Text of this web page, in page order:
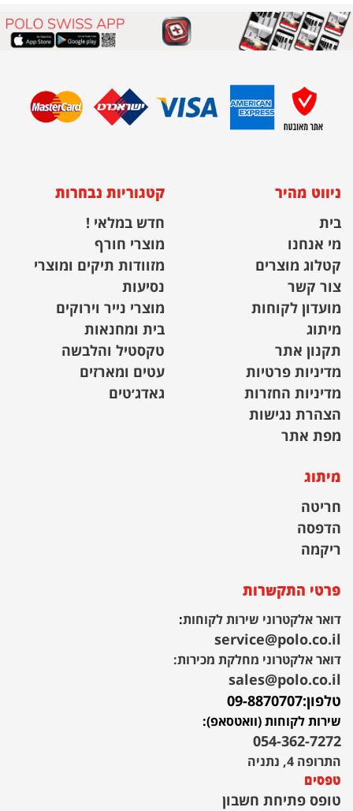
ניווט מהיר
בית
מי אנחנו
קטלוג מוצרים
צור קשר
מועדון לקוחות
מיתוג
תקנון אתר
מדיניות פרטיות
מדיניות החזרות
הצהרת נגישות
מפת אתר
קטגוריות נבחרות
חדש במלאי !
מוצרי חורף
מזוודות תיקים ומוצרי
נסיעות
מוצרי נייר וירוקים
בית ומחנאות
טקסטיל והלבשה
עטים ומארזים
גאדג׳טים
מיתוג
חריטה
הדפסה
ריקמה
פרטי התקשרות
דואר אלקטרוני שירות לקוחות:
service@polo.co.il
דואר אלקטרוני מחלקת מכירות:
sales@polo.co.il
טלפון:09-8870707
שירות לקוחות (וואטסאפ):
054-362-7272
התרופה 4, נתניה
טפסים
טופס פתיחת חשבון